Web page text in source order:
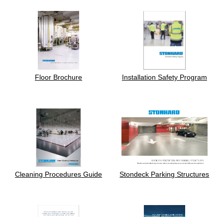
Floor Brochure Installation Safety Program
Cleaning Procedures Guide Stondeck Parking Structures